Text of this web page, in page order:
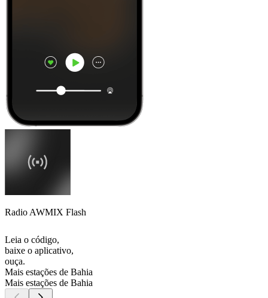
Radio AWMIX Flash
Leia o código,
baixe o aplicativo,
ouça.
Mais estações de Bahia
Mais estações de Bahia